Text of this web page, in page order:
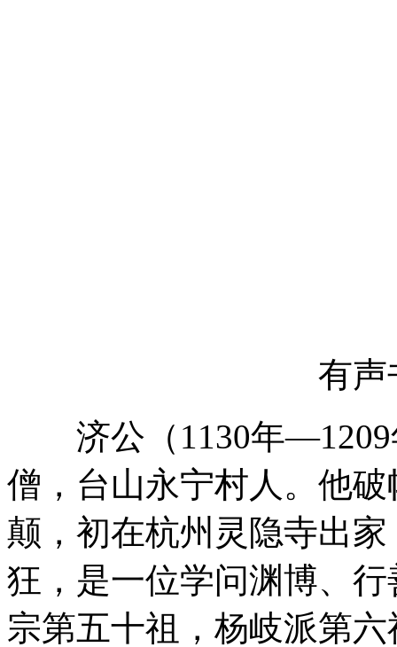
有声
济公（1130年—1209
僧，台山永宁村人。他
颠，初在杭州灵隐寺出
狂，是一位学问渊博、
宗第五十祖，杨岐派第